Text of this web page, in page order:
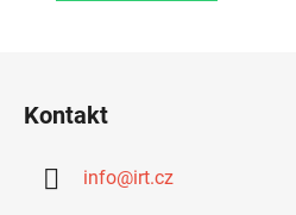
Kontakt
info@irt.cz